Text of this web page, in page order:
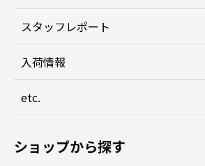
スタッフレポート
入荷情報
etc.
ショップから探す